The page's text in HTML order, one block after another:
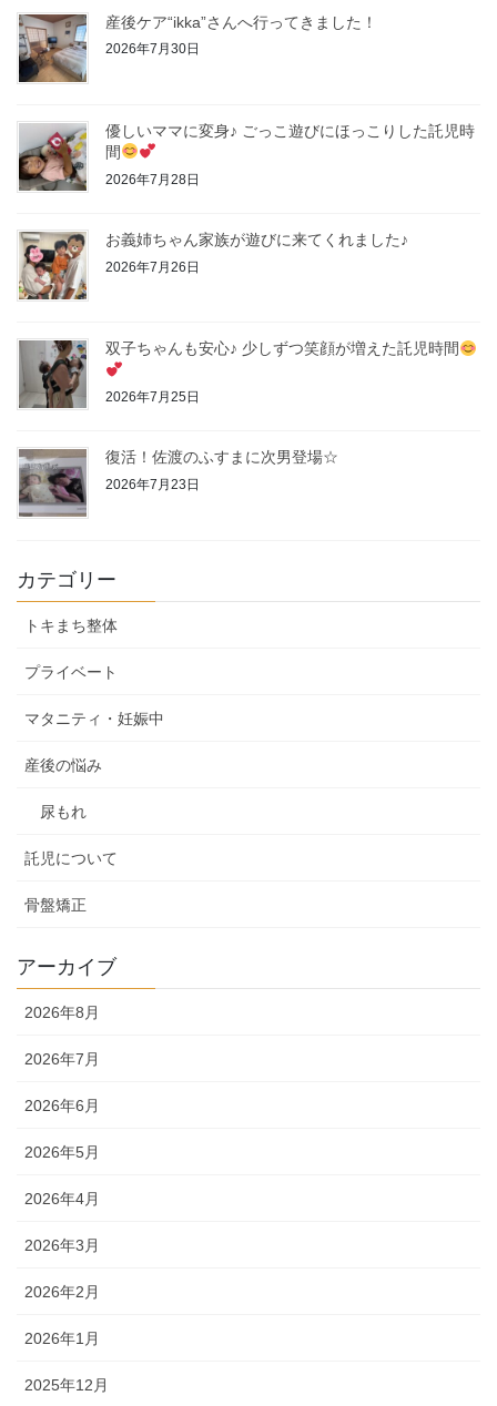
産後ケア“ikka”さんへ行ってきました！
2026年7月30日
優しいママに変身♪ ごっこ遊びにほっこりした託児時
間
2026年7月28日
お義姉ちゃん家族が遊びに来てくれました♪
2026年7月26日
双子ちゃんも安心♪ 少しずつ笑顔が増えた託児時間
2026年7月25日
復活！佐渡のふすまに次男登場☆
2026年7月23日
カテゴリー
トキまち整体
プライベート
マタニティ・妊娠中
産後の悩み
尿もれ
託児について
骨盤矯正
アーカイブ
2026年8月
2026年7月
2026年6月
2026年5月
2026年4月
2026年3月
2026年2月
2026年1月
2025年12月